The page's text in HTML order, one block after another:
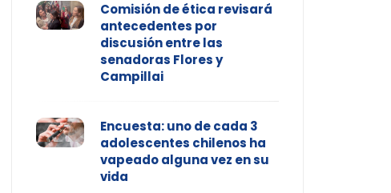
Comisión de ética revisará
antecedentes por
discusión entre las
senadoras Flores y
Campillai
Encuesta: uno de cada 3
adolescentes chilenos ha
vapeado alguna vez en su
vida